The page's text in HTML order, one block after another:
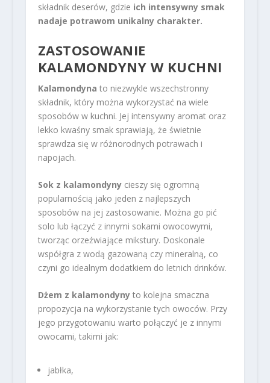
składnik deserów, gdzie ich intensywny smak
nadaje potrawom unikalny charakter.
ZASTOSOWANIE
KALAMONDYNY W KUCHNI
Kalamondyna to niezwykle wszechstronny
składnik, który można wykorzystać na wiele
sposobów w kuchni. Jej intensywny aromat oraz
lekko kwaśny smak sprawiają, że świetnie
sprawdza się w różnorodnych potrawach i
napojach.
Sok z kalamondynycieszy się ogromną
popularnością jako jeden z najlepszych
sposobów na jej zastosowanie. Można go pić
solo lub łączyć z innymi sokami owocowymi,
tworząc orzeźwiające mikstury. Doskonale
współgra z wodą gazowaną czy mineralną, co
czyni go idealnym dodatkiem do letnich drinków.
Dżem z kalamondynyto kolejna smaczna
propozycja na wykorzystanie tych owoców. Przy
jego przygotowaniu warto połączyć je z innymi
owocami, takimi jak:
jabłka,